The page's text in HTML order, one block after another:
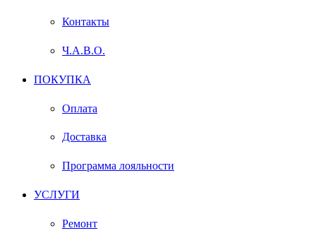
Контакты
Ч.А.В.О.
ПОКУПКА
Оплата
Доставка
Программа лояльности
УСЛУГИ
Ремонт